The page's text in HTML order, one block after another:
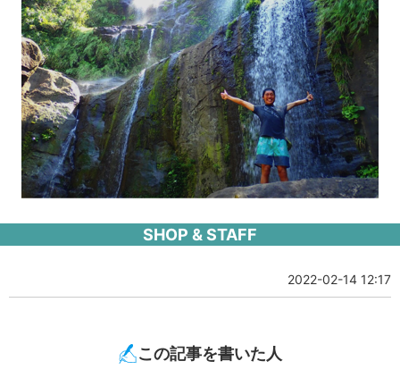
SHOP & STAFF
2022-02-14 12:17
この記事を書いた人